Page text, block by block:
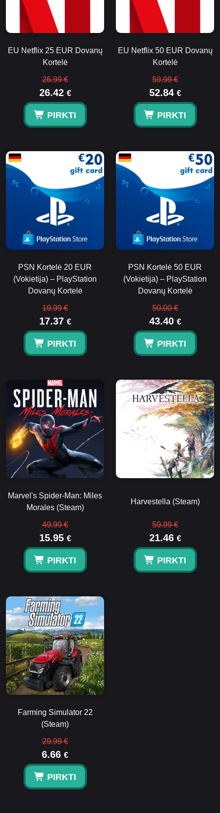
EU Netflix 25 EUR Dovanų
Kortelė
26.99 €
26.42 €
PIRKTI
EU Netflix 50 EUR Dovanų
Kortelė
59.99 €
52.84 €
PIRKTI
PSN Kortelė 20 EUR
(Vokietija) – PlayStation
Dovanų Kortelė
19.99 €
17.37 €
PIRKTI
PSN Kortelė 50 EUR
(Vokietija) – PlayStation
Dovanų Kortelė
50.00 €
43.40 €
PIRKTI
Marvel's Spider-Man: Miles
Morales (Steam)
49.99 €
15.95 €
PIRKTI
Harvestella (Steam)
59.99 €
21.46 €
PIRKTI
Farming Simulator 22
(Steam)
29.99 €
6.66 €
PIRKTI